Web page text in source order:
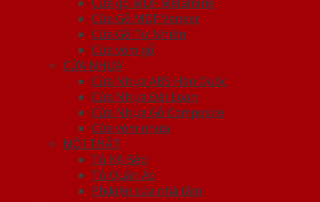
Cửa Gỗ MDF Veneer
Cửa Gỗ Tự Nhiên
Cửa vòm gỗ
CỬA NHỰA
Cửa Nhựa ABS Hàn Quốc
Cửa Nhựa Đài Loan
Cửa Nhựa Gỗ Composite
Cửa vòm nhựa
NỘI THẤT
Tủ Kệ Bếp
Tủ Quần Áo
Phụ kiện cửa nhà tắm